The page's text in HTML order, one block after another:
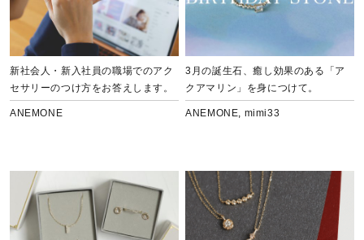
新社会人・新入社員の職場でのアク
セサリーのつけ方をお答えします。
ANEMONE
3月の誕生石、癒し効果のある「ア
クアマリン」を身につけて。
ANEMONE, mimi33